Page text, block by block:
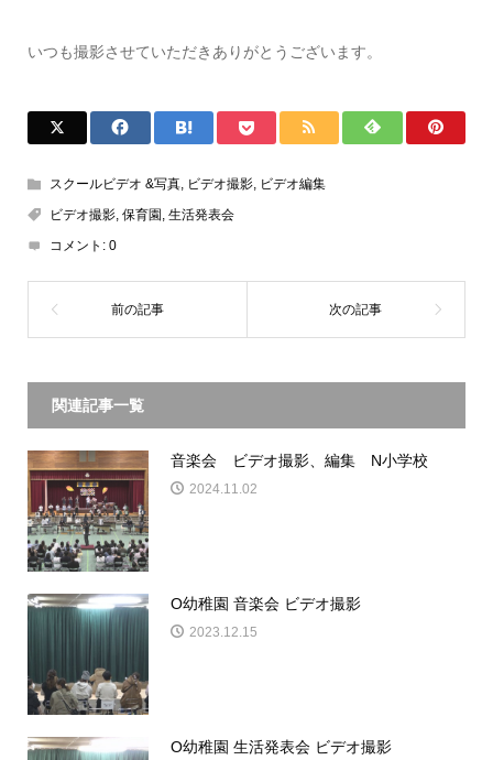
いつも撮影させていただきありがとうございます。
スクールビデオ &写真, ビデオ撮影, ビデオ編集
ビデオ撮影, 保育園 , 生活発表会
コメント: 0
関連記事一覧
音楽会 ビデオ撮影、編集 N小学校
2024.11.02
O幼稚園 音楽会 ビデオ撮影
2023.12.15
O幼稚園 生活発表会 ビデオ撮影